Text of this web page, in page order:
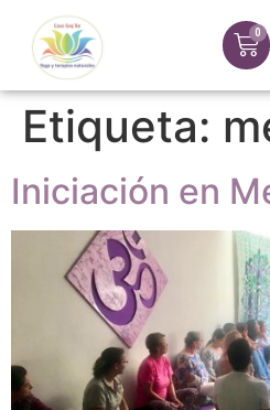
Etiqueta:
Iniciación en